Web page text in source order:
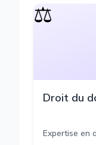
⚖️
Droit du
Expertise en